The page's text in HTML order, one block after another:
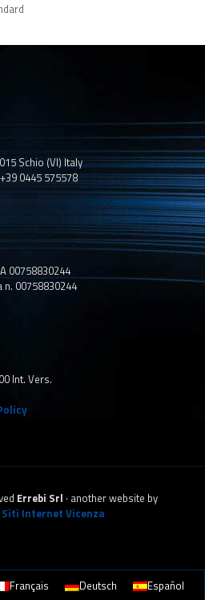
Schio (VI) Italy
0445 575578
00758830244
n. 00758830244
Int. Vers.
Errebi Srl · another website by
Siti Internet Vicenza
Français Deutsch
Español